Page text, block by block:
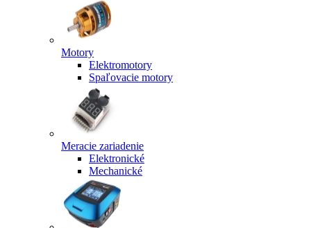
Motory
Elektromotory
Spaľovacie motory
Meracie zariadenie
Elektronické
Mechanické